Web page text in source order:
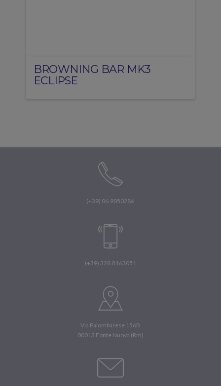
BROWNING BAR MK3
ECLIPSE
(+39) 06.9050286
(+39) 328.8163051
Via Palombarese 156B
00013 Fonte Nuova (Rm)